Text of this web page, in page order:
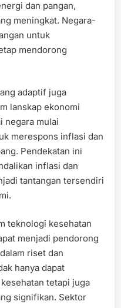
dan pangan,
meningkat. Negara-
untuk
mendorong
adaptif juga
lanskap ekonomi
negara mulai
merespons inflasi dan
Pendekatan ini
inflasi dan
tantangan tersendiri
teknologi kesehatan
menjadi pendorong
riset dan
hanya dapat
tetapi juga
signifikan. Sektor